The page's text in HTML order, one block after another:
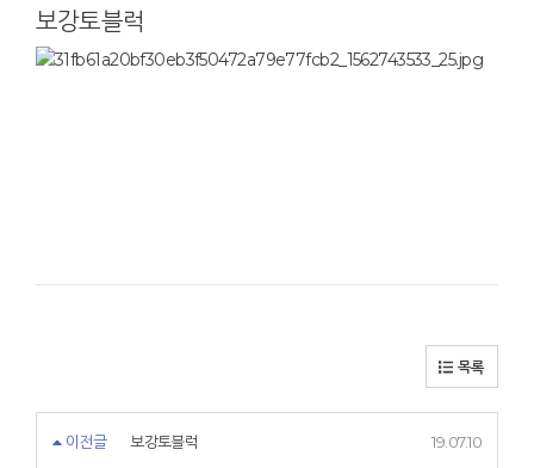
보강토블럭
목록
이전글 보강토블럭 19.07.10